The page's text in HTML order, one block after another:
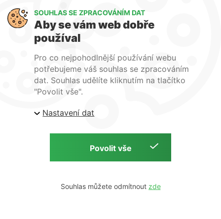
Ochrana osobních údajů Přihlášení
Copyright © 2026 | Clevelings s.r.o | by
SOUHLAS SE ZPRACOVÁNÍM DAT
Aby se vám web dobře
používal
Pro co nejpohodlnější používání webu
potřebujeme váš souhlas se zpracováním
dat. Souhlas udělíte kliknutím na tlačítko
"Povolit vše".
Nastavení dat
Souhlas můžete odmítnout